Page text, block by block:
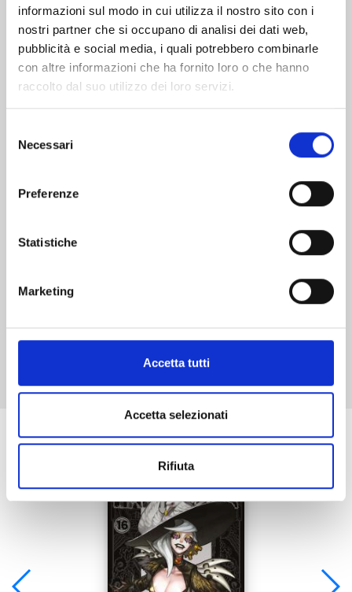
informazioni sul modo in cui utilizza il nostro sito con i
nostri partner che si occupano di analisi dei dati web,
pubblicità e social media, i quali potrebbero combinarle
con altre informazioni che ha fornito loro o che hanno
raccolto dal suo utilizzo dei loro servizi.
delNecessari
Preferenze
Statistiche
Marketing
Accetta tutti
Accetta selezionati
Rifiuta
DRAGON BALL ULTIMATE EDITION n. 30
Mostra tutto
Se ti è piaciuto prova anche: